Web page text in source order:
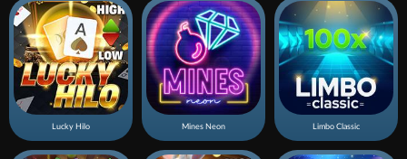
Lucky Hilo Mines Neon Limbo Classic